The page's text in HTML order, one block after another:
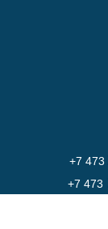
+7 473
+7 473